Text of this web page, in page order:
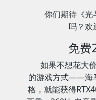
你们期待《光
吗？欢
免费
如果不想花大
的游戏方式——海
格，就能获得